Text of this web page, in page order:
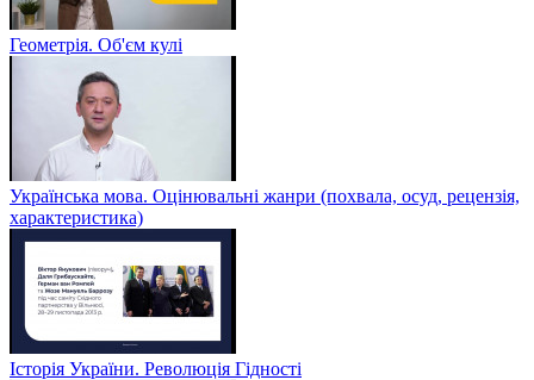
Геометрія. Об'єм кулі
Українська мова. Оцінювальні жанри (похвала, осуд, рецензія,
характеристика)
Історія України. Революція Гідності